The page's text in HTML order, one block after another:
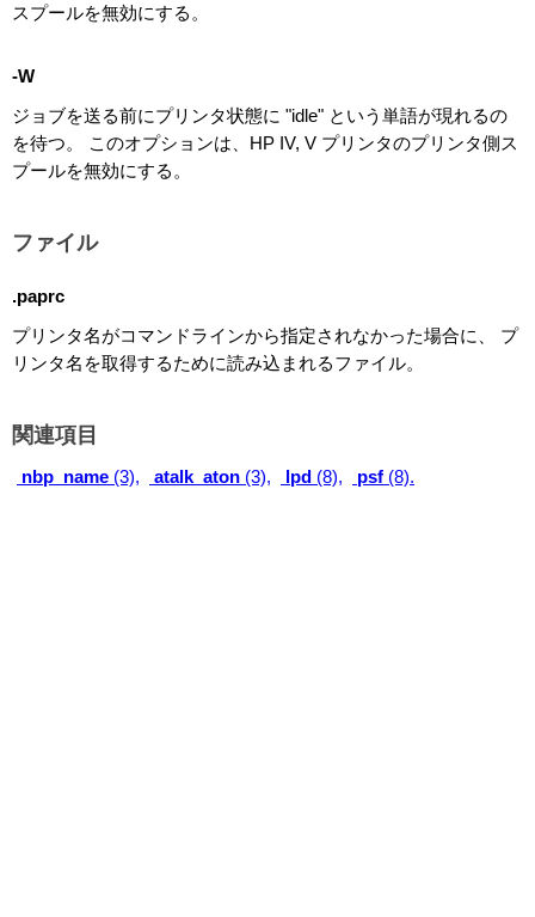
スプールを無効にする。
-W
ジョブを送る前にプリンタ状態に "idle" という単語が現れるの
を待つ。 このオプションは、HP IV, V プリンタのプリンタ側ス
プールを無効にする。
ファイル
.paprc
プリンタ名がコマンドラインから指定されなかった場合に、 プ
リンタ名を取得するために読み込まれるファイル。
関連項目
nbp_name (3), atalk_aton (3), lpd (8), psf (8).